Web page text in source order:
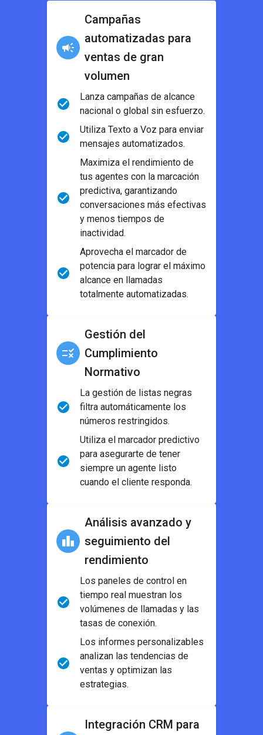
Campañas
automatizadas para
ventas de gran
volumen
Lanza campañas de alcance
nacional o global sin esfuerzo.
Utiliza Texto a Voz para enviar
mensajes automatizados.
Maximiza el rendimiento de
tus agentes con la marcación
predictiva, garantizando
conversaciones más efectivas
y menos tiempos de
inactividad.
Aprovecha el marcador de
potencia para lograr el máximo
alcance en llamadas
totalmente automatizadas.
Gestión del
Cumplimiento
Normativo
La gestión de listas negras
filtra automáticamente los
números restringidos.
Utiliza el marcador predictivo
para asegurarte de tener
siempre un agente listo
cuando el cliente responda.
Análisis avanzado y
seguimiento del
rendimiento
Los paneles de control en
tiempo real muestran los
volúmenes de llamadas y las
tasas de conexión.
Los informes personalizables
analizan las tendencias de
ventas y optimizan las
estrategias.
Integración CRM para